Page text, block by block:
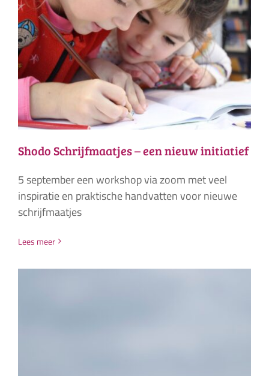
Shodo Schrijfmaatjes – een nieuw initiatief
5 september een workshop via zoom met veel
inspiratie en praktische handvatten voor nieuwe
schrijfmaatjes
Lees meer